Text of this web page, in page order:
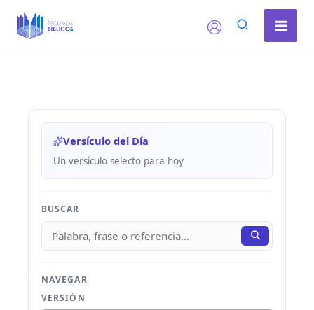
Versículo del Día
Un versículo selecto para hoy
BUSCAR
NAVEGAR
VERSIÓN